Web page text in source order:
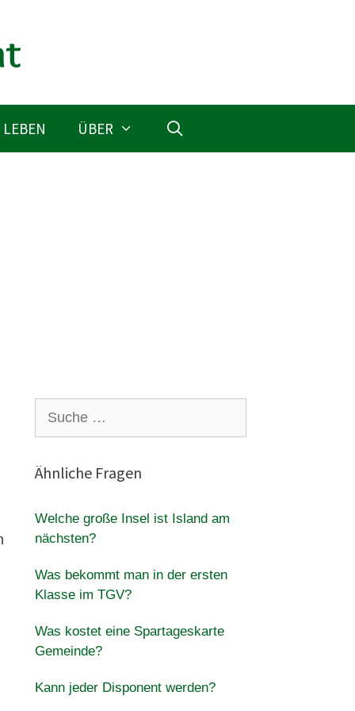
ÜBER
nach:
Ähnliche Fragen
Welche große Insel ist Island am
nächsten?
Was bekommt man in der ersten
Klasse im TGV?
Was kostet eine Spartageskarte
Gemeinde?
Kann jeder Disponent werden?